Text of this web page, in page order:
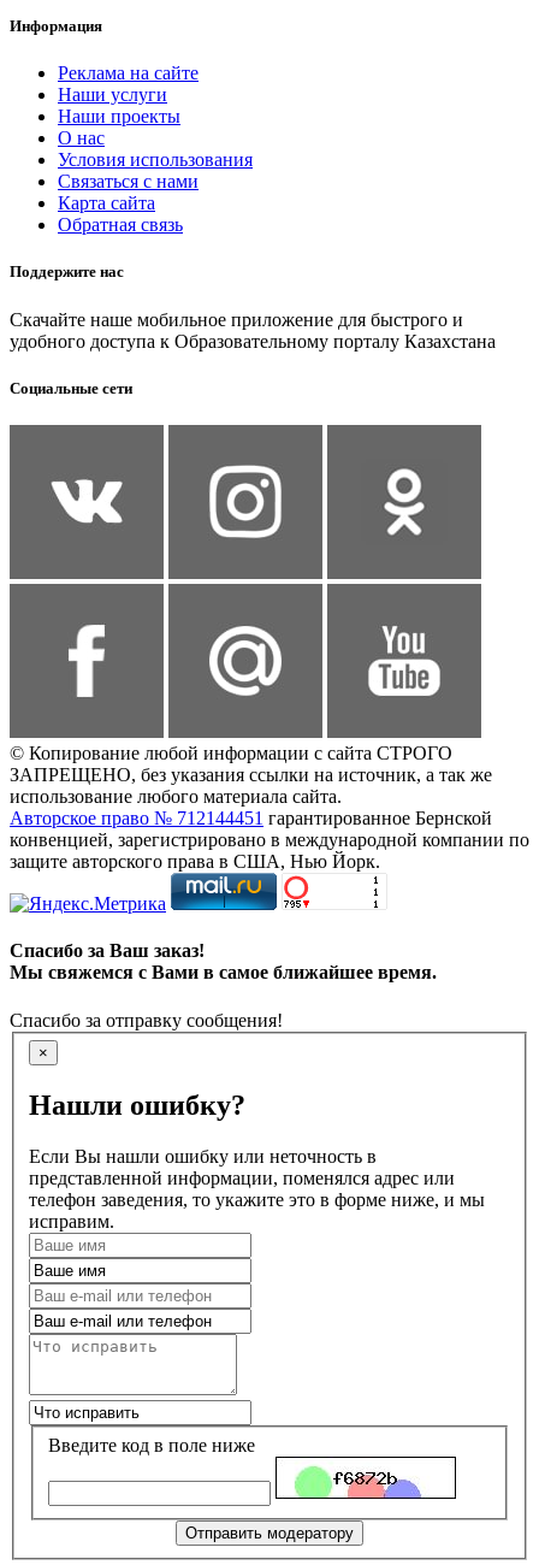
Информация
Реклама на сайте
Наши услуги
Наши проекты
О нас
Условия использования
Связаться с нами
Карта сайта
Обратная связь
Поддержите нас
Скачайте наше мобильное приложение для быстрого и
удобного доступа к Образовательному порталу Казахстана
Социальные сети
© Копирование любой информации с сайта СТРОГО
ЗАПРЕЩЕНО, без указания ссылки на источник, а так же
использование любого материала сайта.
Авторское право № 712144451 гарантированное Бернской
конвенцией, зарегистрировано в международной компании по
защите авторского права в США, Нью Йорк.
Спасибо за Ваш заказ!
Мы свяжемся с Вами в самое ближайшее время.
Спасибо за отправку сообщения!
×
Нашли ошибку?
Если Вы нашли ошибку или неточность в
представленной информации, поменялся адрес или
телефон заведения, то укажите это в форме ниже, и мы
исправим.
Введите код в поле ниже
Отправить модератору